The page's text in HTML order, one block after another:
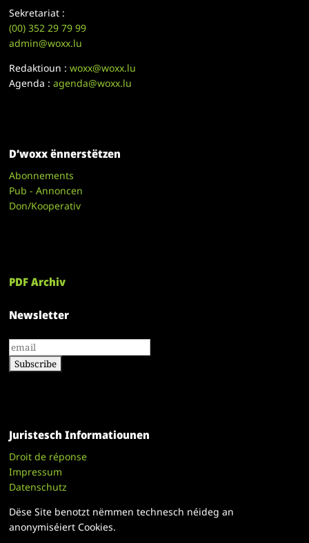
Sekretariat :
(00)352 29 79 99
admin@woxx.lu
Redaktioun :woxx@woxx.lu
Agenda :agenda@woxx.lu
D’woxx ënnerstëtzen
Abonnements
Pub - Annoncen
Don/Kooperativ
PDF Archiv
Newsletter
Juristesch Informatiounen
Droit de réponse
Impressum
Datenschutz
Dëse Site benotzt nëmmen technesch néideg an
anonymiséiert Cookies.